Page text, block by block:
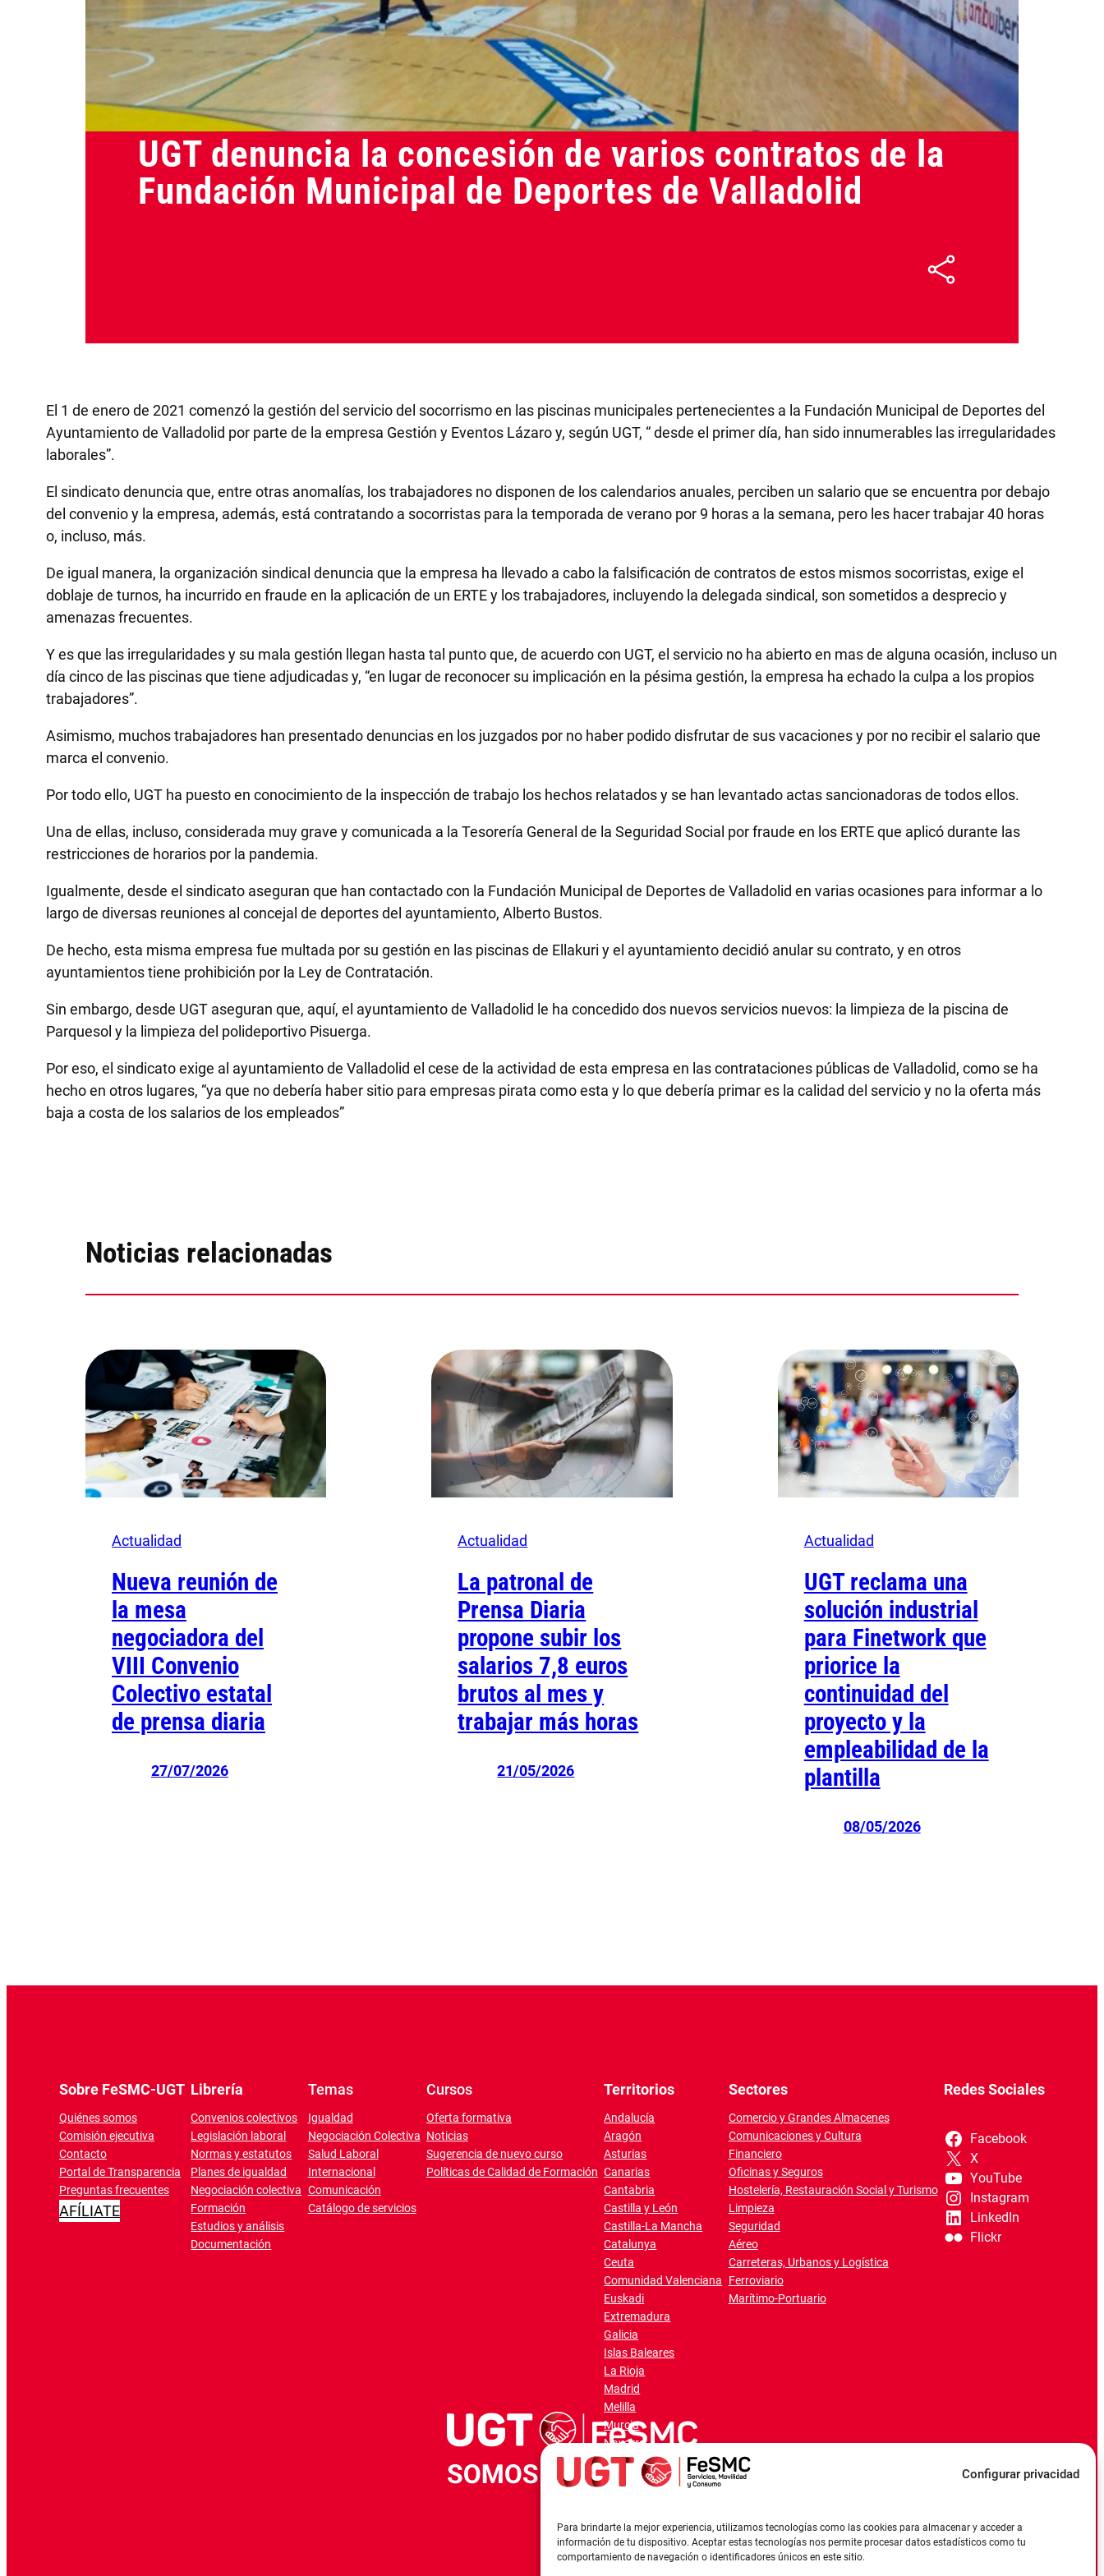
Configurar privacidad
Para brindarte la mejor experiencia, utilizamos tecnologías como las cookies para almacenar y acceder a
información de tu dispositivo. Aceptar estas tecnologías nos permite procesar datos estadísticos como tu
comportamiento de navegación o identificadores únicos en este sitio.
Actualidad 19/02/2023
UGT denuncia la concesión de varios contratos de la
Fundación Municipal de Deportes de Valladolid
El 1 de enero de 2021 comenzó la gestión del servicio del socorrismo en las piscinas municipales pertenecientes a la Fundación Municipal de Deportes del
Ayuntamiento de Valladolid por parte de la empresa Gestión y Eventos Lázaro y, según UGT, “ desde el primer día, han sido innumerables las irregularidades
laborales”.
El sindicato denuncia que, entre otras anomalías, los trabajadores no disponen de los calendarios anuales, perciben un salario que se encuentra por debajo
del convenio y la empresa, además, está contratando a socorristas para la temporada de verano por 9 horas a la semana, pero les hacer trabajar 40 horas
o, incluso, más.
De igual manera, la organización sindical denuncia que la empresa ha llevado a cabo la falsificación de contratos de estos mismos socorristas, exige el
doblaje de turnos, ha incurrido en fraude en la aplicación de un ERTE y los trabajadores, incluyendo la delegada sindical, son sometidos a desprecio y
amenazas frecuentes.
Y es que las irregularidades y su mala gestión llegan hasta tal punto que, de acuerdo con UGT, el servicio no ha abierto en mas de alguna ocasión, incluso un
día cinco de las piscinas que tiene adjudicadas y, “en lugar de reconocer su implicación en la pésima gestión, la empresa ha echado la culpa a los propios
trabajadores”.
Asimismo, muchos trabajadores han presentado denuncias en los juzgados por no haber podido disfrutar de sus vacaciones y por no recibir el salario que
marca el convenio.
Por todo ello, UGT ha puesto en conocimiento de la inspección de trabajo los hechos relatados y se han levantado actas sancionadoras de todos ellos.
Una de ellas, incluso, considerada muy grave y comunicada a la Tesorería General de la Seguridad Social por fraude en los ERTE que aplicó durante las
restricciones de horarios por la pandemia.
Igualmente, desde el sindicato aseguran que han contactado con la Fundación Municipal de Deportes de Valladolid en varias ocasiones para informar a lo
largo de diversas reuniones al concejal de deportes del ayuntamiento, Alberto Bustos.
De hecho, esta misma empresa fue multada por su gestión en las piscinas de Ellakuri y el ayuntamiento decidió anular su contrato, y en otros
ayuntamientos tiene prohibición por la Ley de Contratación.
Sin embargo, desde UGT aseguran que, aquí, el ayuntamiento de Valladolid le ha concedido dos nuevos servicios nuevos: la limpieza de la piscina de
Parquesol y la limpieza del polideportivo Pisuerga.
Por eso, el sindicato exige al ayuntamiento de Valladolid el cese de la actividad de esta empresa en las contrataciones públicas de Valladolid, como se ha
hecho en otros lugares, “ya que no debería haber sitio para empresas pirata como esta y lo que debería primar es la calidad del servicio y no la oferta más
baja a costa de los salarios de los empleados”
Noticias relacionadas
Actualidad
Nueva reunión de
la mesa
negociadora del
VIII Convenio
Colectivo estatal
de prensa diaria
27/07/2026
Actualidad
La patronal de
Prensa Diaria
propone subir los
salarios 7,8 euros
brutos al mes y
trabajar más horas
21/05/2026
Actualidad
UGT reclama una
solución industrial
para Finetwork que
priorice la
continuidad del
proyecto y la
empleabilidad de la
plantilla
08/05/2026
Sobre FeSMC-UGT
Quiénes somos
Comisión ejecutiva
Contacto
Portal de Transparencia
Preguntas frecuentes
AFÍLIATE
Librería
Convenios colectivos
Legislación laboral
Normas y estatutos
Planes de igualdad
Negociación colectiva
Formación
Estudios y análisis
Documentación
Temas
Igualdad
Negociación Colectiva
Salud Laboral
Internacional
Comunicación
Catálogo de servicios
Cursos
Oferta formativa
Noticias
Sugerencia de nuevo curso
Políticas de Calidad de Formación
Territorios
Andalucía
Aragón
Asturias
Canarias
Cantabria
Castilla y León
Castilla-La Mancha
Catalunya
Ceuta
Comunidad Valenciana
Euskadi
Extremadura
Galicia
Islas Baleares
La Rioja
Madrid
Melilla
Murcia
Navarra
Sectores
Comercio y Grandes Almacenes
Comunicaciones y Cultura
Financiero
Oficinas y Seguros
Hostelería, Restauración Social y Turismo
Limpieza
Seguridad
Aéreo
Carreteras, Urbanos y Logística
Ferroviario
Marítimo-Portuario
Redes Sociales
Facebook
X
YouTube
Instagram
LinkedIn
Flickr